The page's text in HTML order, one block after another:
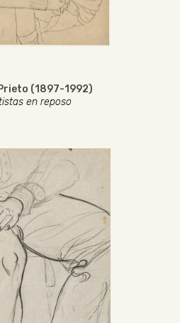
(1897-1992)
en reposo